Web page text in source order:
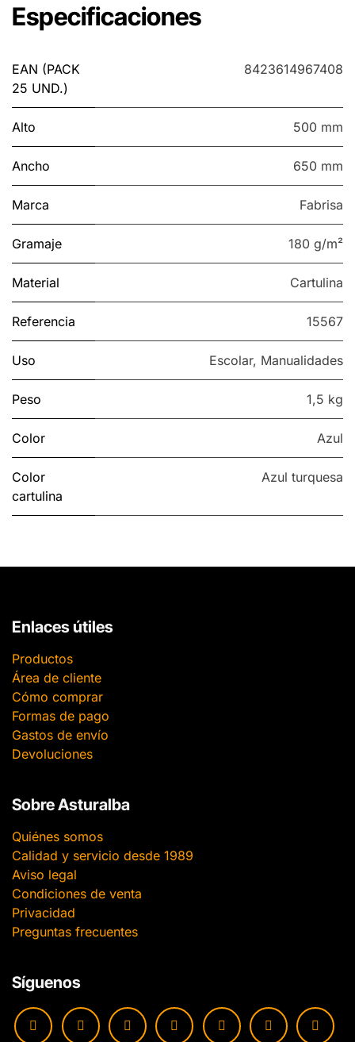
Especificaciones
EAN (PACK
25 UND.)
8423614967408
Alto 500 mm
Ancho 650 mm
Marca Fabrisa
Gramaje 180 g/m²
Material Cartulina
Referencia 15567
Uso Escolar, Manualidades
Peso 1,5 kg
Color Azul
Color
cartulina
Azul turquesa
Enlaces útiles
Productos
Área de cliente
Cómo comprar
Formas de pago
Gastos de envío
Devoluciones
Sobre Asturalba
Quiénes somos
Calidad y servicio desde 1989
Aviso legal
Condiciones de venta
Privacidad
Preguntas frecuentes
Síguenos